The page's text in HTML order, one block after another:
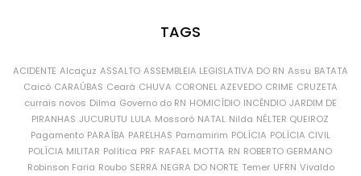
TAGS
ACIDENTE Alcaçuz ASSALTO ASSEMBLEIA LEGISLATIVA DO RN Assu BATATA
Caicó CARAÚBAS Ceará CHUVA CORONEL AZEVEDO CRIME CRUZETA
currais novos Dilma Governo do RN HOMICÍDIO INCÊNDIO JARDIM DE
PIRANHAS JUCURUTU LULA Mossoró NATAL Nilda NÉLTER QUEIROZ
Pagamento PARAÍBA PARELHAS Parnamirim POLÍCIA POLÍCIA CIVIL
POLÍCIA MILITAR Política PRF RAFAEL MOTTA RN ROBERTO GERMANO
Robinson Faria Roubo SERRA NEGRA DO NORTE Temer UFRN Vivaldo